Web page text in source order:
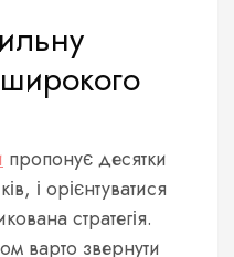
пропонує десятки
і орієнтуватися
стратегія.
варто звернути